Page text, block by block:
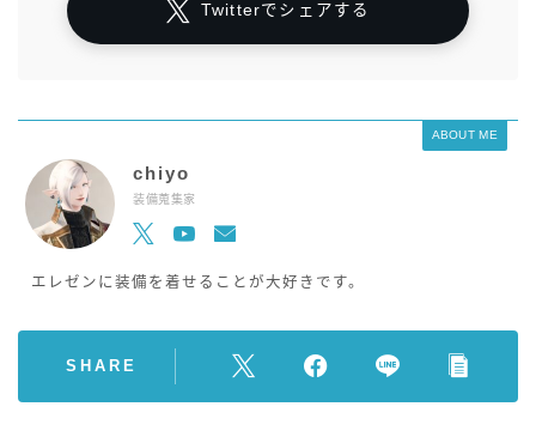
Twitterでシェアする
ABOUT ME
chiyo
装備蒐集家
エレゼンに装備を着せることが大好きです。
SHARE